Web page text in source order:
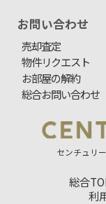
お問い合わせ
売却査定
物件リクエスト
お部屋の解約
総合お問い合わせ
センチュリ
総合
利